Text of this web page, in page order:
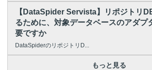
【DataSpider Servista】リポジトリ
るために、対象データベースのアダプ
要ですか
DataSpiderのリポジトリD...
もっと見る